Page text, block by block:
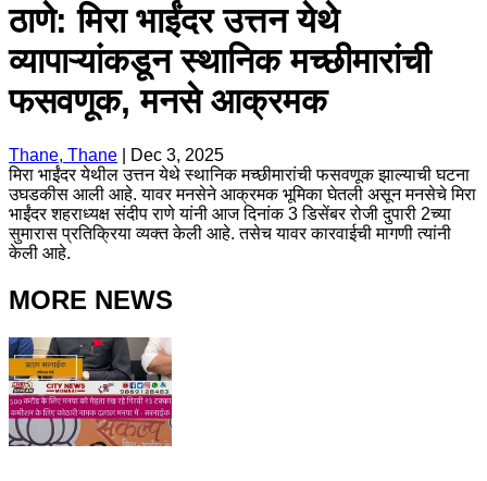
ठाणे: मिरा भाईंदर उत्तन येथे
व्यापाऱ्यांकडून स्थानिक मच्छीमारांची
फसवणूक, मनसे आक्रमक
Thane, Thane
Dec 3, 2025
मिरा भाईंदर येथील उत्तन येथे स्थानिक मच्छीमारांची फसवणूक झाल्याची घटना
उघडकीस आली आहे. यावर मनसेने आक्रमक भूमिका घेतली असून मनसेचे मिरा
भाईंदर शहराध्यक्ष संदीप राणे यांनी आज दिनांक 3 डिसेंबर रोजी दुपारी 2च्या
सुमारास प्रतिक्रिया व्यक्त केली आहे. तसेच यावर कारवाईची मागणी त्यांनी
केली आहे.
MORE NEWS